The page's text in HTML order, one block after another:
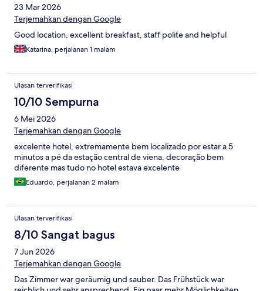
23 Mar 2026
Terjemahkan dengan Google
Good location, excellent breakfast, staff polite and helpful
Katarina, perjalanan 1 malam
Ulasan terverifikasi
10/10 Sempurna
6 Mei 2026
Terjemahkan dengan Google
excelente hotel, extremamente bem localizado por estar a 5
minutos a pé da estação central de viena. decoração bem
diferente mas tudo no hotel estava excelente
Eduardo, perjalanan 2 malam
Ulasan terverifikasi
8/10 Sangat bagus
7 Jun 2026
Terjemahkan dengan Google
Das Zimmer war geräumig und sauber. Das Frühstück war